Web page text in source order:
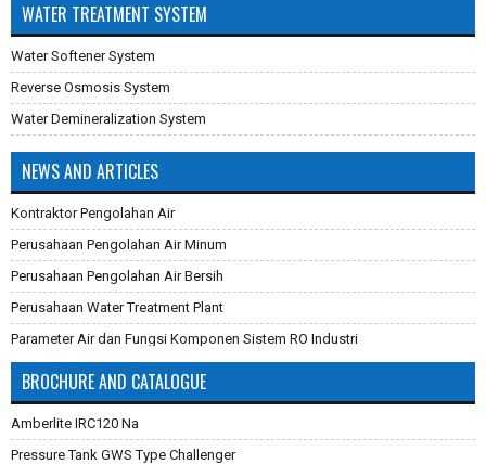
WATER TREATMENT SYSTEM
Water Softener System
Reverse Osmosis System
Water Demineralization System
NEWS AND ARTICLES
Kontraktor Pengolahan Air
Perusahaan Pengolahan Air Minum
Perusahaan Pengolahan Air Bersih
Perusahaan Water Treatment Plant
Parameter Air dan Fungsi Komponen Sistem RO Industri
Pembuatan Karbon Aktif
Cara Mengganti Karet Membran Pressure Tank
Membran Filtrasi
BROCHURE AND CATALOGUE
Amberlite IRC120 Na
Pressure Tank GWS Type Challenger